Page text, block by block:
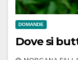
DOMANDE
Dove si